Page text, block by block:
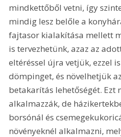
mindkettőből vetni, így
mindig lesz belőle a
fajtasor kialakítása mellett
is tervezhetünk, azaz az
eltéréssel újra vetjük, ezzel
dömpinget, és növelhetjük
betakarítás lehetőségét. Ezt
alkalmazzák, de
borsónál és
növényeknél alkalmazni,